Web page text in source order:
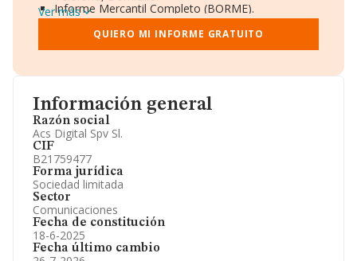
Información general
Razón social
Acs Digital Spv Sl.
CIF
B21759477
Forma jurídica
Sociedad limitada
Sector
Comunicaciones
Fecha de constitución
18-6-2025
Fecha último cambio
Informe Mercantil Completo (BORME).
Gráficos de Evolución Ventas y Empleados.
Consejo de Administración y Administradores.
Directivos y Ejecutivos.
Información oficial y registral complementaria.
Ver más
QUIERO MI INFORME GRATUITO